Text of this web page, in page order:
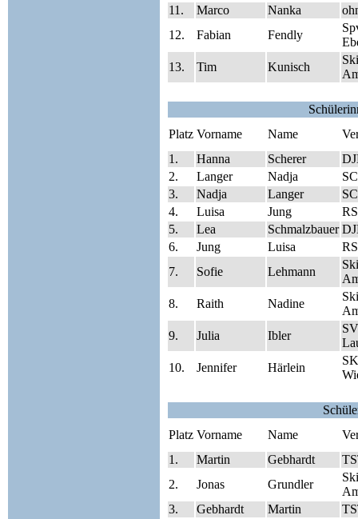
11.
Marco Nanka
12.
Fabian Fendly
13.
Tim Kunisch
Platz Vorname Name
1.
Hanna Scherer
2.
Langer Nadja
3.
Nadja Langer
4.
Luisa Jung
5.
Lea Schmalzbauer
6.
Jung Luisa
7.
Sofie Lehmann
8.
Raith Nadine
9.
Julia Ibler
10.
Jennifer Härlein
Platz Vorname Name
1.
Martin Gebhardt
2.
Jonas Grundler
3.
Gebhardt Martin